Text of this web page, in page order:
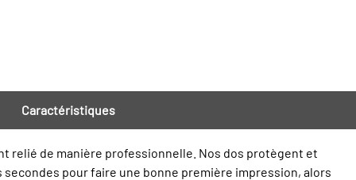
Caractéristiques
relié de manière professionnelle. Nos dos protègent et
pour faire une bonne première impression, alors